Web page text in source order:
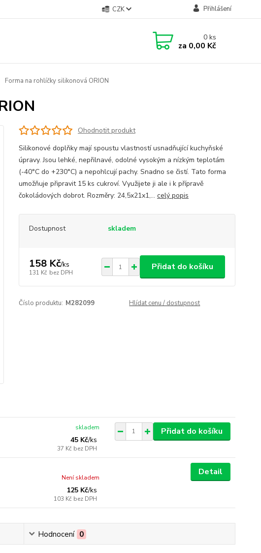
CZK Přihlášení
0ks
za 0,00 Kč
Forma na rohlíčky silikonová ORION
Ohodnotit produkt
Silikonové doplňky mají spoustu vlastností usnadňující kuchyňské
úpravy. Jsou lehké, nepřilnavé, odolné vysokým a nízkým teplotám
(-40°C do +230°C) a nepohlcují pachy. Snadno se čistí. Tato forma
umožňuje připravit 15 ks cukroví. Využijete ji ale i k přípravě
čokoládových dobrot. Rozměry: 24,5x21x1,... celý popis
Dostupnost skladem
158 Kč/ks
131 Kč bez DPH
Přidat do košíku
Číslo produktu: M282099 Hlídat cenu / dostupnost
45 Kč/ks
37 Kč bez DPH
skladem Přidat do košíku
125 Kč/ks
103 Kč bez DPH
Není skladem
Detail
Hodnocení 0